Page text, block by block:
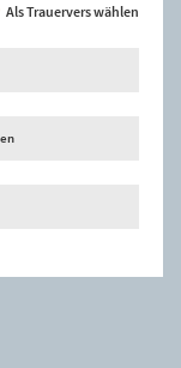
Als Trauervers wählen